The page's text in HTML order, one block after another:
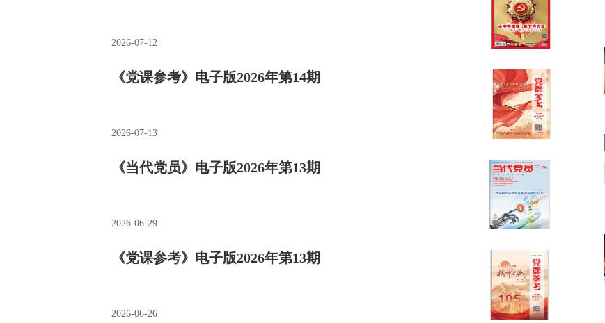
2026-07-12
《党课参考》电子版2026年第14期
2026-07-13
《当代党员》电子版2026年第13期
2026-06-29
《党课参考》电子版2026年第13期
2026-06-26